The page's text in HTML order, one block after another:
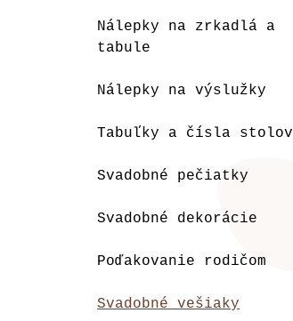
Nálepky na zrkadlá a
tabule
Nálepky na výslužky
Tabuľky a čísla stolov
Svadobné pečiatky
Svadobné dekorácie
Poďakovanie rodičom
Svadobné vešiaky